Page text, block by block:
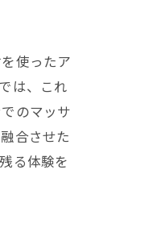
使ったア
は、これ
のマッサ
合させた
る体験を